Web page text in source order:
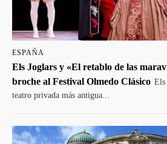
ESPAÑA
Els Joglars y «El retablo de las
broche al Festival Olmedo Clásico Els
teatro privada más antigua...